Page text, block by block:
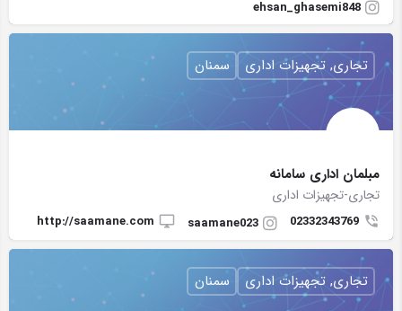
ehsan_ghasemi848
مبلمان اداری سامانه
تجاری-تجهیزات اداری
02332343769
saamane023
http://saamane.com
تجاری, تجهیزات اداری سمنان
تجاری, تجهیزات اداری سمنان